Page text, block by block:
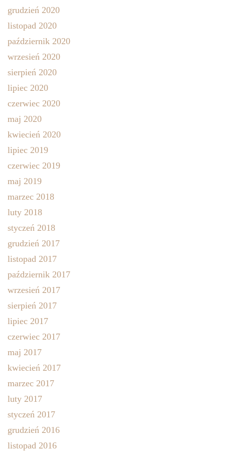
grudzień 2020
listopad 2020
październik 2020
wrzesień 2020
sierpień 2020
lipiec 2020
czerwiec 2020
maj 2020
kwiecień 2020
lipiec 2019
czerwiec 2019
maj 2019
marzec 2018
luty 2018
styczeń 2018
grudzień 2017
listopad 2017
październik 2017
wrzesień 2017
sierpień 2017
lipiec 2017
czerwiec 2017
maj 2017
kwiecień 2017
marzec 2017
luty 2017
styczeń 2017
grudzień 2016
listopad 2016